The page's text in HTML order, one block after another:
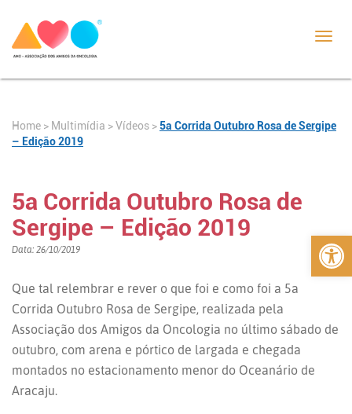
Abrir
Home > Multimídia >Vídeos >5a Corrida Outubro Rosa de Sergipe
– Edição 2019
5a Corrida Outubro Rosa de
Sergipe – Edição 2019
Data: 26/10/2019
Que tal relembrar e rever o que foi e como foi a 5a
Corrida Outubro Rosa de Sergipe, realizada pela
Associação dos Amigos da Oncologia no último sábado de
outubro, com arena e pórtico de largada e chegada
montados no estacionamento menor do Oceanário de
Aracaju.